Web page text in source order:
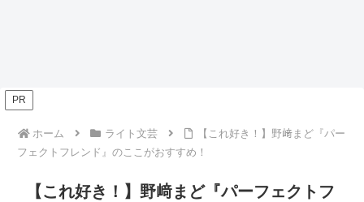
PR
ホーム ライト文芸
【これ好き！】野﨑まど『パー
フェクトフレンド』のここがおすすめ！
【これ好き！】野﨑まど『パーフェクトフ